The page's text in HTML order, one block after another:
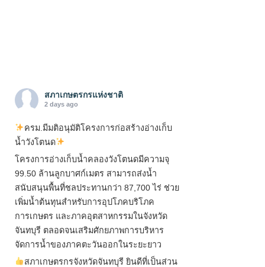
สภาเกษตรกรแห่งชาติ
2 days ago
ครม.มีมติอนุมัติโครงการก่อสร้างอ่างเก็บ
น้ำวังโตนด
โครงการอ่างเก็บน้ำคลองวังโตนดมีความจุ
99.50 ล้านลูกบาศก์เมตร สามารถส่งน้ำ
สนับสนุนพื้นที่ชลประทานกว่า 87,700 ไร่ ช่วย
เพิ่มน้ำต้นทุนสำหรับการอุปโภคบริโภค
การเกษตร และภาคอุตสาหกรรมในจังหวัด
จันทบุรี ตลอดจนเสริมศักยภาพการบริหาร
จัดการน้ำของภาคตะวันออกในระยะยาว
สภาเกษตรกรจังหวัดจันทบุรี ยินดีที่เป็นส่วน